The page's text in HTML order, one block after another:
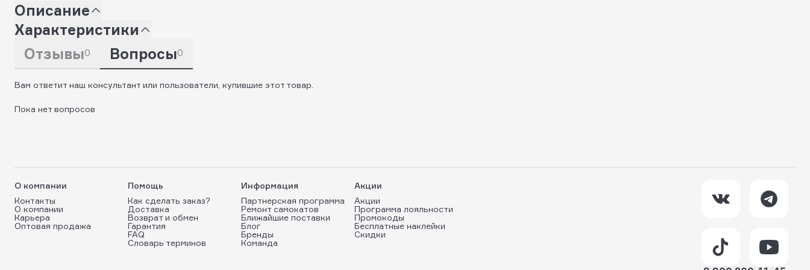
Описание
Характеристики
Отзывы0 Вопросы0
Вам ответит наш консультант или пользователи, купившие этот товар.
Пока нет вопросов
О компании
Контакты
О компании
Карьера
Оптовая продажа
Помощь
Как сделать заказ?
Доставка
Возврат и обмен
Гарантия
FAQ
Словарь терминов
Информация
Партнерская программа
Ремонт самокатов
Ближайшие поставки
Блог
Бренды
Команда
Акции
Акции
Программа лояльности
Промокоды
Бесплатные наклейки
Скидки